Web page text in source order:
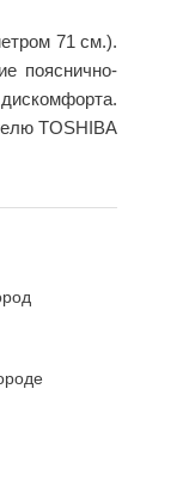
71 см.).
пояснично-
TOSHIBA